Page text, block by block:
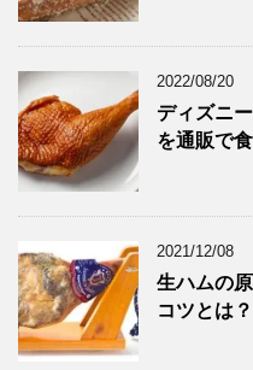
2022/08/20
ディズニ
を通販で
2021/12/08
生ハムの
コツとは